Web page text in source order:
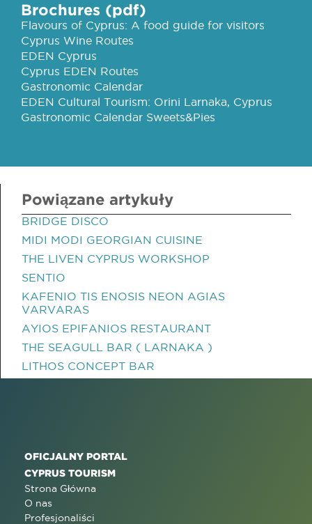
Brochures (pdf)
Flavours of Cyprus: A food guide for visitors
Cyprus Wine Routes
EDEN Cyprus
Cyprus EDEN Routes
Gastronomic Calendar
EDEN Cultural Tourism: Orini Larnaka, Cyprus
Gastronomic Calendar Sweets&Pies
Powiązane artykuły
BRIDGE DISCO
MIDI MODI GEORGIAN CUISINE
THE LIVEN CYPRUS WORKSHOP
SENTIO
KAFENIO TIS ENOSIS NEON AGIAS
VARVARAS
AYIOS EPIFANIOS RESTAURANT
THE SEAGULL BAR ( LARNAKA )
LITHOS CONCEPT BAR
OFICJALNY PORTAL
CYPRUS TOURISM
Strona Główna
O nas
Profesjonaliści